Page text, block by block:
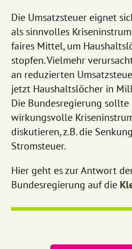
Die Umsatzsteuer eignet
als sinnvolles
faires Mittel, um
stopfen. Vielmehr
an reduzierten
jetzt Haushaltslöcher in
Die Bundesregierung
wirkungsvolle
diskutieren, z.B. die
Stromsteuer.
Hier geht es zur Antwort
Bundesregierung auf die